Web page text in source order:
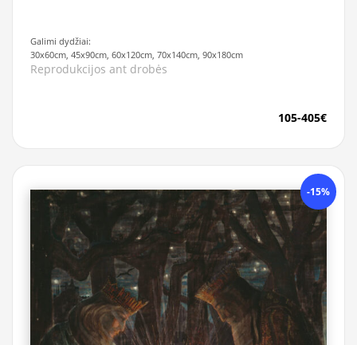
Galimi dydžiai:
30x60cm, 45x90cm, 60x120cm, 70x140cm, 90x180cm
Reprodukcijos ant drobės
105-405€
-15%